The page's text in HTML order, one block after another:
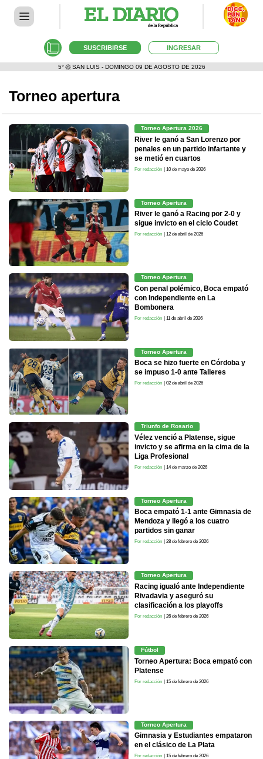
SUSCRIBIRSE INGRESAR
5° SAN LUIS - DOMINGO 09 DE AGOSTO DE 2026
Torneo apertura
Torneo Apertura 2026
River le ganó a San Lorenzo por
penales en un partido infartante y
se metió en cuartos
Por redacción | 10 de mayo de 2026
Torneo Apertura
River le ganó a Racing por 2-0 y
sigue invicto en el ciclo Coudet
Por redacción | 12 de abril de 2026
Torneo Apertura
Con penal polémico, Boca empató
con Independiente en La
Bombonera
Por redacción | 11 de abril de 2026
Torneo Apertura
Boca se hizo fuerte en Córdoba y
se impuso 1-0 ante Talleres
Por redacción | 02 de abril de 2026
Triunfo de Rosario
Vélez venció a Platense, sigue
invicto y se afirma en la cima de la
Liga Profesional
Por redacción | 14 de marzo de 2026
Torneo Apertura
Boca empató 1-1 ante Gimnasia de
Mendoza y llegó a los cuatro
partidos sin ganar
Por redacción | 28 de febrero de 2026
Torneo Apertura
Racing igualó ante Independiente
Rivadavia y aseguró su
clasificación a los playoffs
Por redacción | 26 de febrero de 2026
Fútbol
Torneo Apertura: Boca empató con
Platense
Por redacción | 15 de febrero de 2026
Torneo Apertura
Gimnasia y Estudiantes empataron
en el clásico de La Plata
Por redacción | 15 de febrero de 2026